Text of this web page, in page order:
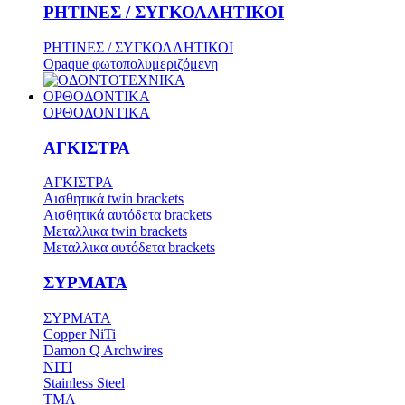
ΡΗΤΙΝΕΣ / ΣΥΓΚΟΛΛΗΤΙΚΟΙ
ΡΗΤΙΝΕΣ / ΣΥΓΚΟΛΛΗΤΙΚΟΙ
Opaque φωτοπολυμεριζόμενη
ΟΡΘΟΔΟΝΤΙΚΑ
ΟΡΘΟΔΟΝΤΙΚΑ
ΑΓΚΙΣΤΡΑ
ΑΓΚΙΣΤΡΑ
Aισθητικά twin brackets
Αισθητικά αυτόδετα brackets
Μεταλλικα twin brackets
Μεταλλικα αυτόδετα brackets
ΣΥΡΜΑΤΑ
ΣΥΡΜΑΤΑ
Copper NiTi
Damon Q Archwires
NITI
Stainless Steel
TMA